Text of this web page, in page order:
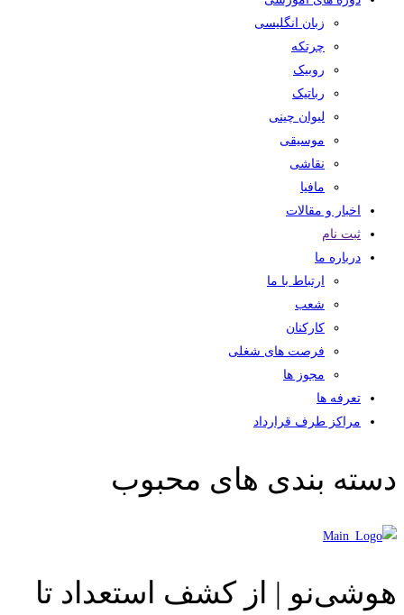
زبان انگلیسی
چرتکه
روبیک
رباتیک
لیوان چینی
موسیقی
نقاشی
مافیا
اخبار و مقالات
ثبت نام
درباره ما
ارتباط با ما
شعب
کارکنان
فرصت های شغلی
مجوز ها
تعرفه ها
مراکز طرف قرارداد
دسته بندی های محبوب
هوشی‌نو | از کشف استعداد تا